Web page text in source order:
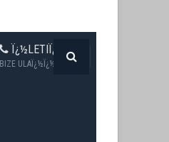
Ï¿½LETIÏ¿½IM
BIZE ULAÏ¿½Ï¿½N